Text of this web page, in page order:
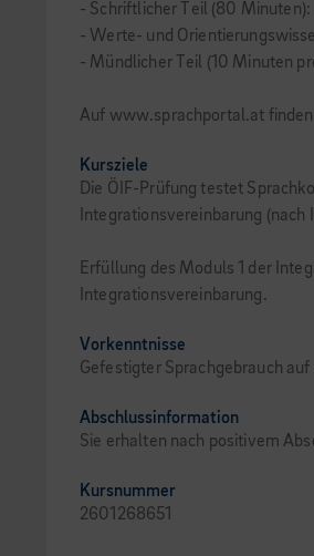
- Schriftlicher Teil (80 Minuten):
- Werte- und
- Mündlicher Teil (10 Minuten
Auf www.sprachportal.at
Kursziele
Die ÖIF-Prüfung testet
Integrationsvereinbarung
Erfüllung des Moduls 1 der
Integrationsvereinbarung.
Vorkenntnisse
Gefestigter Sprachgebrauch
Abschlussinformation
Sie erhalten nach positivem
Kursnummer
2601268651